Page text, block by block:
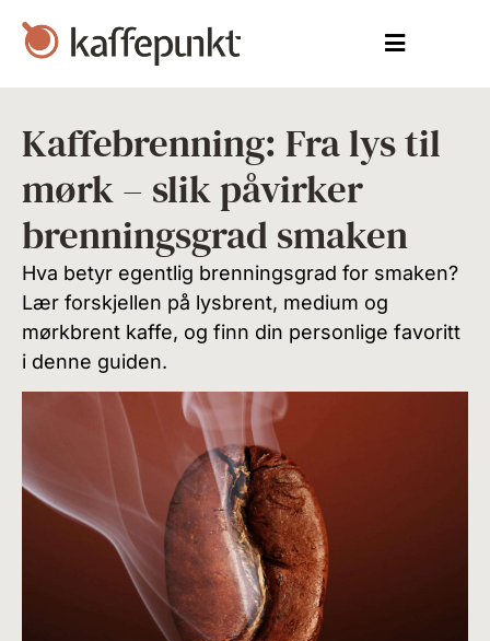
Kaffebrenning:​ Fra lys til
mørk – slik påvirker
brenningsgrad smaken
Hva betyr egentlig brenningsgrad for smaken?
Lær forskjellen på lysbrent, medium og
mørkbrent kaffe, og finn din personlige favoritt
i denne guiden.